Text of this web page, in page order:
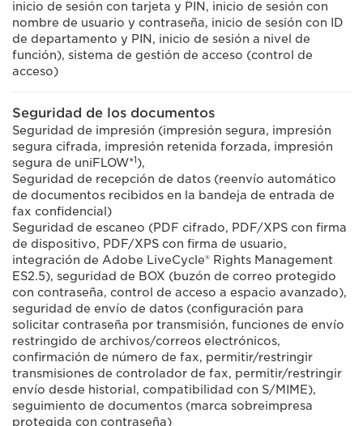
inicio de sesión con tarjeta y PIN, inicio de sesión con
nombre de usuario y contraseña, inicio de sesión con ID
de departamento y PIN, inicio de sesión a nivel de
función), sistema de gestión de acceso (control de
acceso)
Seguridad de los documentos
Seguridad de impresión (impresión segura, impresión
segura cifrada, impresión retenida forzada, impresión
segura de uniFLOW*1),
Seguridad de recepción de datos (reenvío automático
de documentos recibidos en la bandeja de entrada de
fax confidencial)
Seguridad de escaneo (PDF cifrado, PDF/XPS con firma
de dispositivo, PDF/XPS con firma de usuario,
integración de Adobe LiveCycle® Rights Management
ES2.5), seguridad de BOX (buzón de correo protegido
con contraseña, control de acceso a espacio avanzado),
seguridad de envío de datos (configuración para
solicitar contraseña por transmisión, funciones de envío
restringido de archivos/correos electrónicos,
confirmación de número de fax, permitir/restringir
transmisiones de controlador de fax, permitir/restringir
envío desde historial, compatibilidad con S/MIME),
seguimiento de documentos (marca sobreimpresa
protegida con contraseña)